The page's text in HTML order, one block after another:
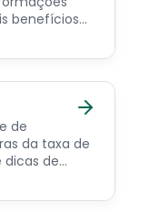
benefícios
programas
de
da taxa de
dicas de